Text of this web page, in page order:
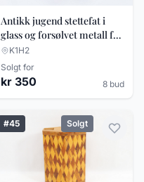
Antikk jugend stettefat i
glass og forsølvet metall fra
første halvdel av 1900
K1H2
Solgt for
kr 350 8 bud
#45 Solgt